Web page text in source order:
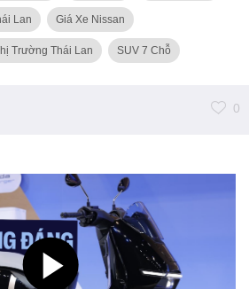
Lan Giá Xe Nissan
Trường Thái Lan SUV 7 Chỗ
0